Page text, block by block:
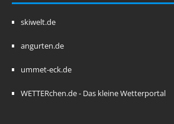
skiwelt.de
angurten.de
ummet-eck.de
WETTERchen.de - Das kleine Wetterportal